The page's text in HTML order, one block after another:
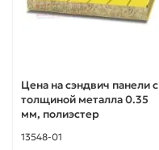
Цена на сэндвич панели с
толщиной металла 0.35
мм, полиэстер
13548-01